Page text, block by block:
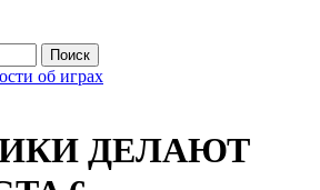
об играх
ДЕЛАЮТ